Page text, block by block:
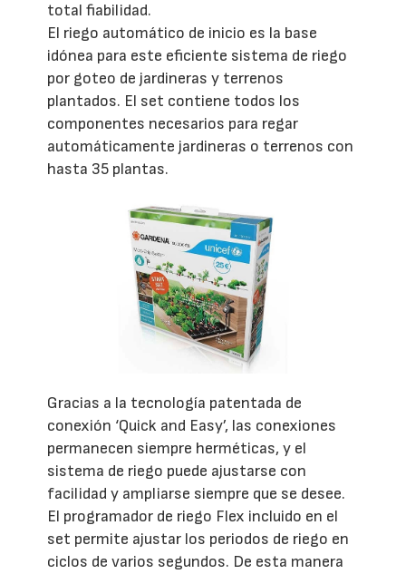
total fiabilidad.
El riego automático de inicio es la base
idónea para este eficiente sistema de riego
por goteo de jardineras y terrenos
plantados. El set contiene todos los
componentes necesarios para regar
automáticamente jardineras o terrenos con
hasta 35 plantas.
Gracias a la tecnología patentada de
conexión ‘Quick and Easy’, las conexiones
permanecen siempre herméticas, y el
sistema de riego puede ajustarse con
facilidad y ampliarse siempre que se desee.
El programador de riego Flex incluido en el
set permite ajustar los periodos de riego en
ciclos de varios segundos. De esta manera